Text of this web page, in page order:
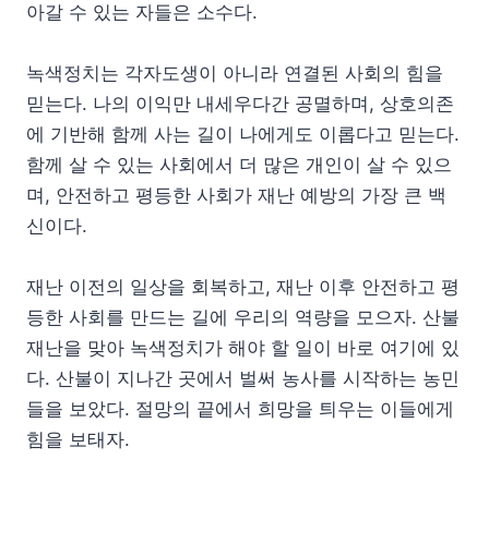
아갈 수 있는 자들은 소수다.
녹색정치는 각자도생이 아니라 연결된 사회의 힘을
믿는다. 나의 이익만 내세우다간 공멸하며, 상호의존
에 기반해 함께 사는 길이 나에게도 이롭다고 믿는다.
함께 살 수 있는 사회에서 더 많은 개인이 살 수 있으
며, 안전하고 평등한 사회가 재난 예방의 가장 큰 백
신이다.
재난 이전의 일상을 회복하고, 재난 이후 안전하고 평
등한 사회를 만드는 길에 우리의 역량을 모으자. 산불
재난을 맞아 녹색정치가 해야 할 일이 바로 여기에 있
다. 산불이 지나간 곳에서 벌써 농사를 시작하는 농민
들을 보았다. 절망의 끝에서 희망을 틔우는 이들에게
힘을 보태자.